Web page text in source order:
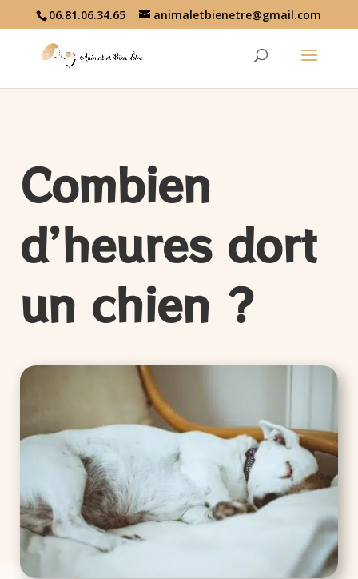
06.81.06.34.65 animaletbienetre@gmail.com
Combien
d’heures dort
un chien ?